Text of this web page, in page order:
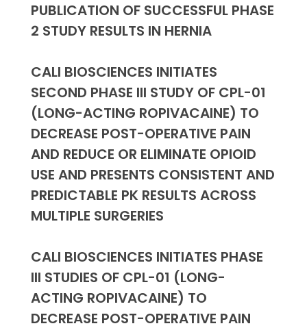
PUBLICATION OF SUCCESSFUL PHASE
2 STUDY RESULTS IN HERNIA
CALI BIOSCIENCES INITIATES
SECOND PHASE III STUDY OF CPL-01
(LONG-ACTING ROPIVACAINE) TO
DECREASE POST-OPERATIVE PAIN
AND REDUCE OR ELIMINATE OPIOID
USE AND PRESENTS CONSISTENT AND
PREDICTABLE PK RESULTS ACROSS
MULTIPLE SURGERIES
CALI BIOSCIENCES INITIATES PHASE
III STUDIES OF CPL-01 (LONG-
ACTING ROPIVACAINE) TO
DECREASE POST-OPERATIVE PAIN